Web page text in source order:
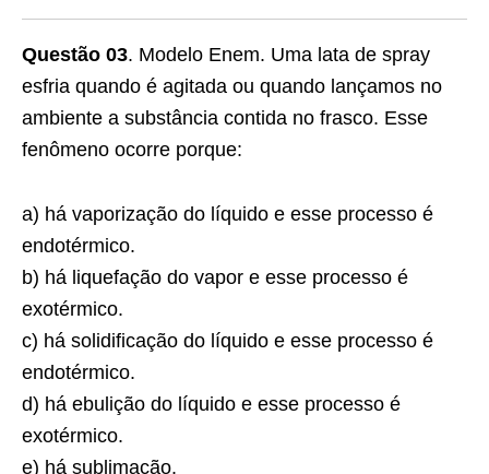
Questão 03. Modelo Enem. Uma lata de spray
esfria quando é agitada ou quando lançamos no
ambiente a substância contida no frasco. Esse
fenômeno ocorre porque:
a) há vaporização do líquido e esse processo é
endotérmico.
b) há liquefação do vapor e esse processo é
exotérmico.
c) há solidificação do líquido e esse processo é
endotérmico.
d) há ebulição do líquido e esse processo é
exotérmico.
e) há sublimação.